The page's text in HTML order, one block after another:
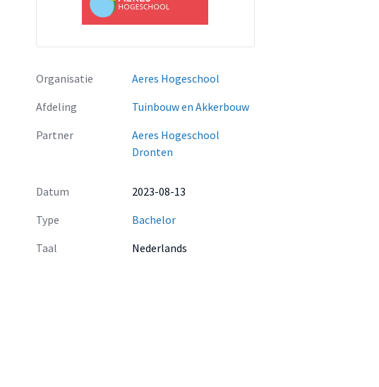
Organisatie
Aeres Hogeschool
Afdeling
Tuinbouw en Akkerbouw
Partner
Aeres Hogeschool
Dronten
Datum
2023-08-13
Type
Bachelor
Taal
Nederlands